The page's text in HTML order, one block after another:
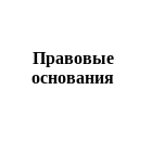
Правовые
основания